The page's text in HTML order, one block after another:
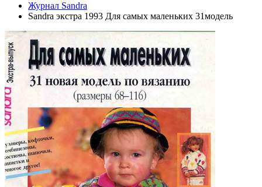
Журнал Sandra
Sandra экстра 1993 Для самых маленьких 31модель